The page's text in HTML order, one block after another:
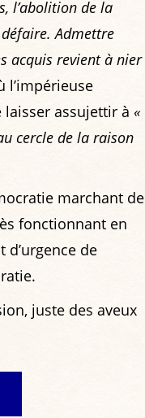
l’abolition de la
Admettre
acquis revient à nier
l’impérieuse
laisser assujettir à «
cercle de la raison
marchant de
fonctionnant en
d’urgence de
juste des aveux